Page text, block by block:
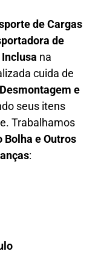
de Cargas
de
na
cuida de
e
seus itens
Trabalhamos
Bolha e Outros
: